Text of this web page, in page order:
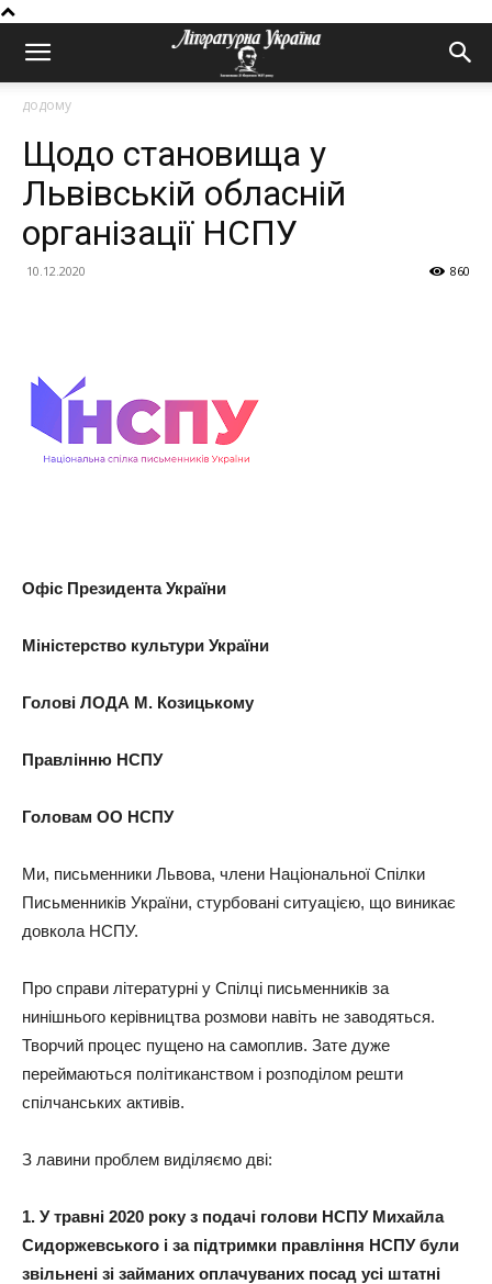
додому
Щодо становища у
Львівській обласній
організації НСПУ
10.12.2020 860
Офіс Президента України
Міністерство культури України
Голові ЛОДА М. Козицькому
Правлінню НСПУ
Головам ОО НСПУ
Ми, письменники Львова, члени Національної Спілки
Письменників України, стурбовані ситуацією, що виникає
довкола НСПУ.
Про справи літературні у Спілці письменників за
нинішнього керівництва розмови навіть не заводяться.
Творчий процес пущено на самоплив. Зате дуже
переймаються політиканством і розподілом решти
спілчанських активів.
З лавини проблем виділяємо дві:
1. У травні 2020 року з подачі голови НСПУ Михайла
Сидоржевського і за підтримки правління НСПУ були
звільнені зі займаних оплачуваних посад усі штатні